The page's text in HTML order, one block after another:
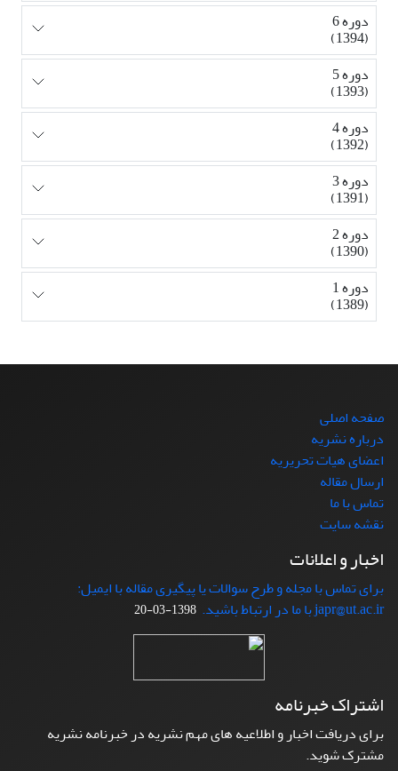
دوره 6
(1394)
دوره 5
(1393)
دوره 4
(1392)
دوره 3
(1391)
دوره 2
(1390)
دوره 1
(1389)
صفحه اصلی
درباره نشریه
اعضای هیات تحریریه
ارسال مقاله
تماس با ما
نقشه سایت
اخبار و اعلانات
برای تماس با مجله و طرح سوالات یا پیگیری مقاله با ایمیل:
japr@ut.ac.ir با ما در ارتباط باشید.
1398-03-20
اشتراک خبرنامه
برای دریافت اخبار و اطلاعیه های مهم نشریه در خبرنامه نشریه
مشترک شوید.